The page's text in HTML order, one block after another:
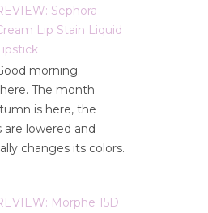
Sephora
Lip Stain Liquid
morning.
The month
is here, the
lowered and
changes its colors.
Morphe 15D